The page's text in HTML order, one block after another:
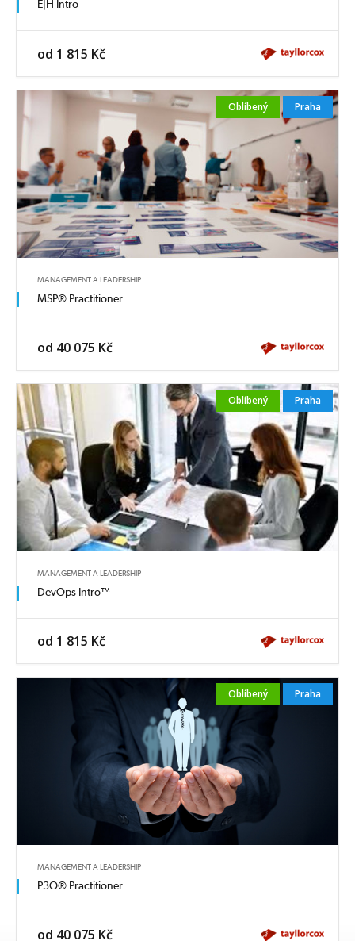
E|H Intro
od 1 815 Kč
Oblíbený Praha
MANAGEMENT A LEADERSHIP
MSP® Practitioner
od 40 075 Kč
Oblíbený Praha
MANAGEMENT A LEADERSHIP
DevOps Intro™
od 1 815 Kč
Oblíbený Praha
MANAGEMENT A LEADERSHIP
P3O® Practitioner
od 40 075 Kč